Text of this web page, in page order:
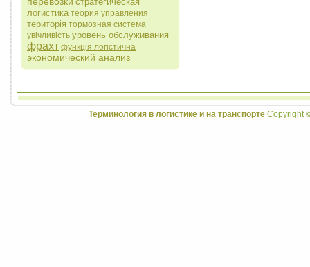
логистика теория управления
територія тормозная система
увічливість уровень обслуживания
фрахт функція логістична
экономический анализ
Терминология в логистике и на транспортеCopyright